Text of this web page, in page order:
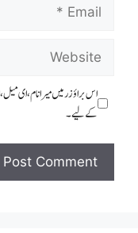
Website
اس براؤزر میں میرا نام، ای
کےلیے۔